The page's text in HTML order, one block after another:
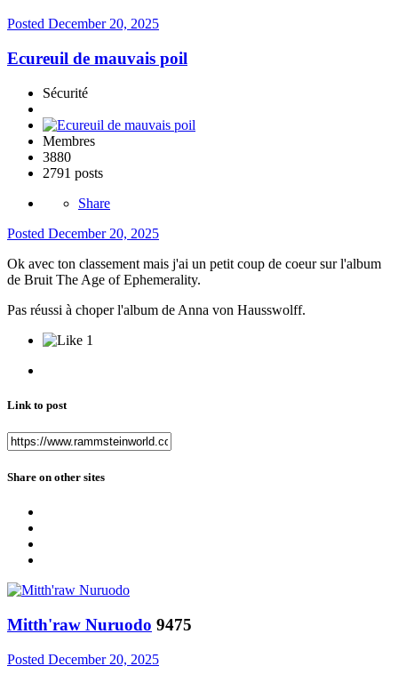
Posted December 20, 2025
Ecureuil de mauvais poil
Sécurité
Membres
3880
2791 posts
Share
Posted December 20, 2025
Ok avec ton classement mais j'ai un petit coup de coeur sur l'album
de Bruit The Age of Ephemerality.
Pas réussi à choper l'album de Anna von Hausswolff.
1
Link to post
Share on other sites
Mitth'raw Nuruodo 9475
Posted December 20, 2025